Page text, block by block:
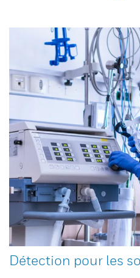
Détection pour les